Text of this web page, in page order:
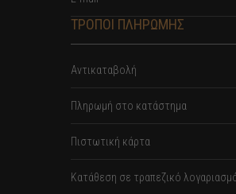
ΤΡΟΠΟΙ ΠΛΗΡΩΜΗΣ
Αντικαταβολή
Πληρωμή στο κατάστημα
Πιστωτική κάρτα
Κατάθεση σε τραπεζικό